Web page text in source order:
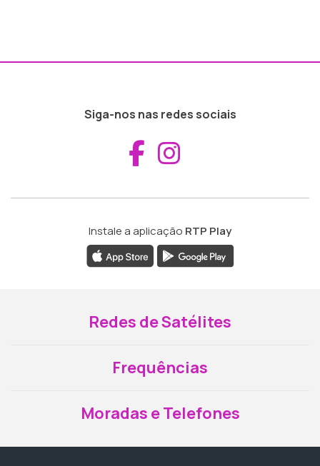
Siga-nos nas redes sociais
Aceder ao
Instale a aplicação RTP Play
Redes de Satélites
Frequências
Moradas e Telefones